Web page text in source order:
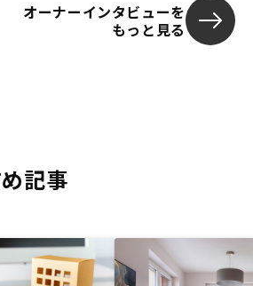
オーナーインタビューを
もっと見る
記事